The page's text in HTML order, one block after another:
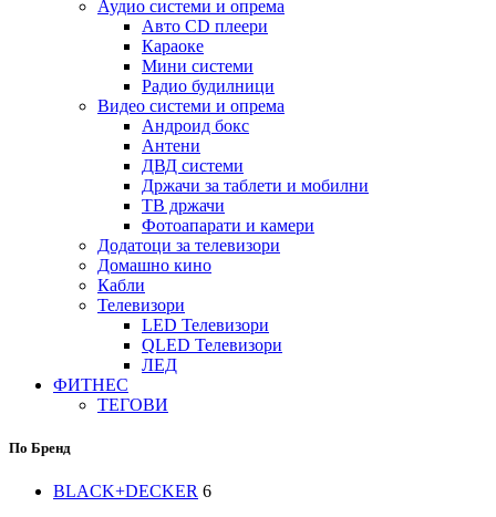
Аудио системи и опрема
Авто CD плеери
Караоке
Мини системи
Радио будилници
Видео системи и опрема
Андроид бокс
Антени
ДВД системи
Држачи за таблети и мобилни
ТВ држачи
Фотоапарати и камери
Додатоци за телевизори
Домашно кино
Кабли
Телевизори
LED Телевизори
QLED Телевизори
ЛЕД
ФИТНЕС
ТЕГОВИ
По Бренд
BLACK+DECKER 6